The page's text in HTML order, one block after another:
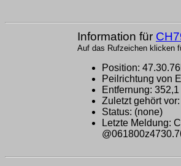
Information für
Auf das Rufzeichen klicken
Position:
Peilrichtung von
Entfernung:
Zuletzt gehört
Status: (none)
Letzte Meldung: